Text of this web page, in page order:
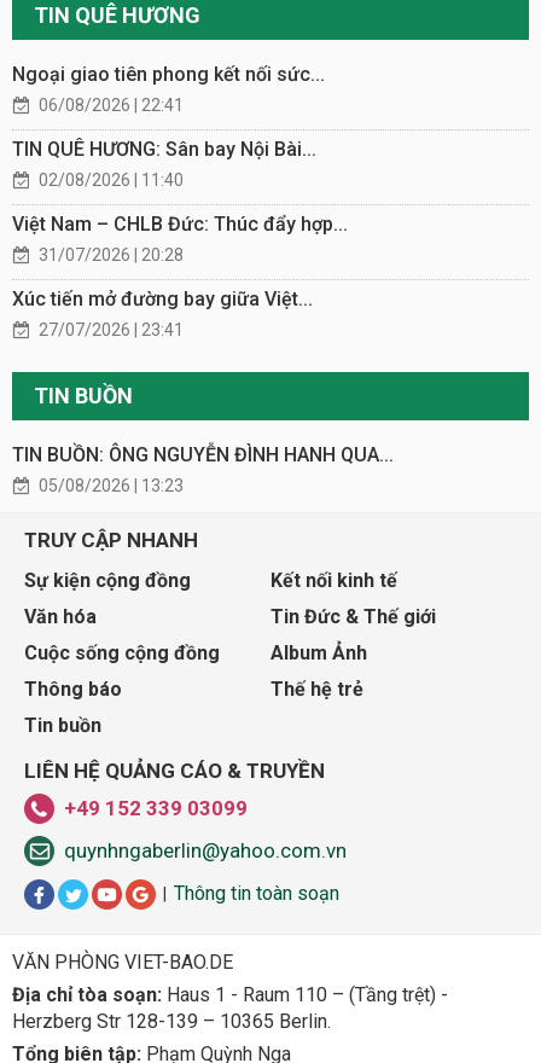
TIN QUÊ HƯƠNG
Ngoại giao tiên phong kết nối sức...
06/08/2026 | 22:41
TIN QUÊ HƯƠNG: Sân bay Nội Bài...
02/08/2026 | 11:40
Việt Nam – CHLB Đức: Thúc đẩy hợp...
31/07/2026 | 20:28
Xúc tiến mở đường bay giữa Việt...
27/07/2026 | 23:41
TIN BUỒN
TIN BUỒN: ÔNG NGUYỄN ĐÌNH HANH QUA...
05/08/2026 | 13:23
TRUY CẬP NHANH
Sự kiện cộng đồng
Kết nối kinh tế
Văn hóa
Tin Đức & Thế giới
Cuộc sống cộng đồng
Album Ảnh
Thông báo
Thế hệ trẻ
Tin buồn
LIÊN HỆ QUẢNG CÁO & TRUYỀN
+49 152 339 03099
quynhngaberlin@yahoo.com.vn
Thông tin toàn soạn
VĂN PHÒNG VIET-BAO.DE
Địa chỉ tòa soạn: Haus 1 - Raum 110 – (Tầng trệt) -
Herzberg Str 128-139 – 10365 Berlin.
Tổng biên tập: Phạm Quỳnh Nga